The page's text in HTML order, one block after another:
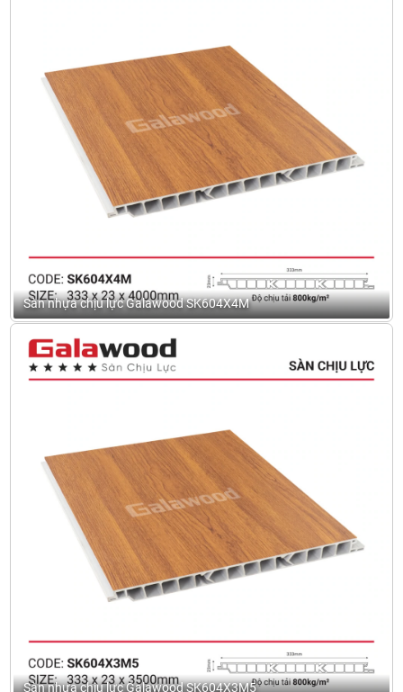
Sàn nhựa chịu lực Galawood SK604X4M
Sàn nhựa chịu lực Galawood SK604X3M5